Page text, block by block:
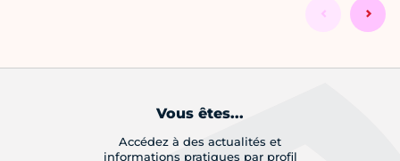
Vous êtes...
Accédez à des actualités et
informations pratiques par profil